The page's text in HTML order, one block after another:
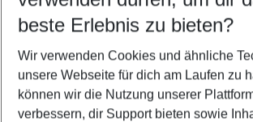
5-8 Nächte
2 Erwachsene Keine Kinder
Mehr Filter anzeigen
beste Erlebnis zu bieten?
Wir verwenden Cookies und ähnliche
unsere Webseite für dich am Laufen zu
können wir die Nutzung unserer
verbessern, dir Support bieten sowie